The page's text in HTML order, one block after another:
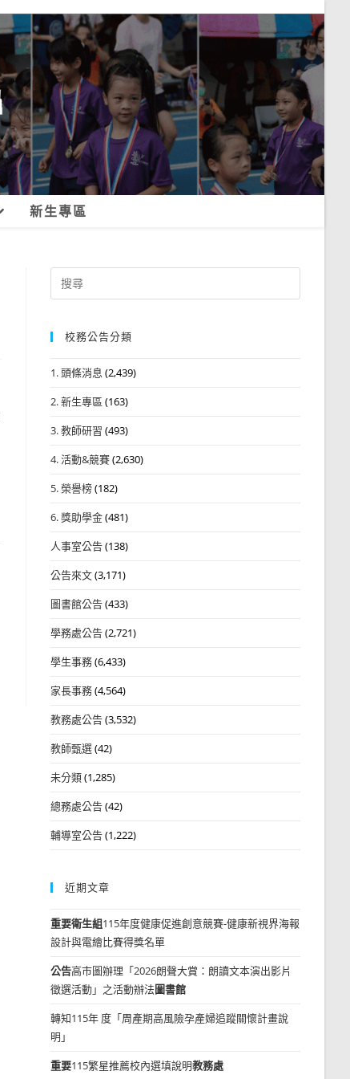
新生專區
Search
for:
校務公告分類
1. 頭條消息 (2,439)
2. 新生專區 (163)
3. 教師研習 (493)
4. 活動&競賽(2,630)
5. 榮譽榜(182)
6. 獎助學金(481)
人事室公告(138)
公告來文(3,171)
圖書館公告(433)
學務處公告(2,721)
學生事務(6,433)
家長事務(4,564)
教務處公告(3,532)
教師甄選(42)
未分類(1,285)
總務處公告(42)
輔導室公告(1,222)
近期文章
重要衛生組115年度健康促進創意競賽-健康新視界海報
設計與電繪比賽得獎名單
公告高市圖辦理「2026朗聲大賞：朗讀文本演出影片
徵選活動」之活動辦法圖書館
轉知115年 度「周產期高風險孕產婦追蹤關懷計畫說
明」
重要115繁星推薦校內選填說明教務處